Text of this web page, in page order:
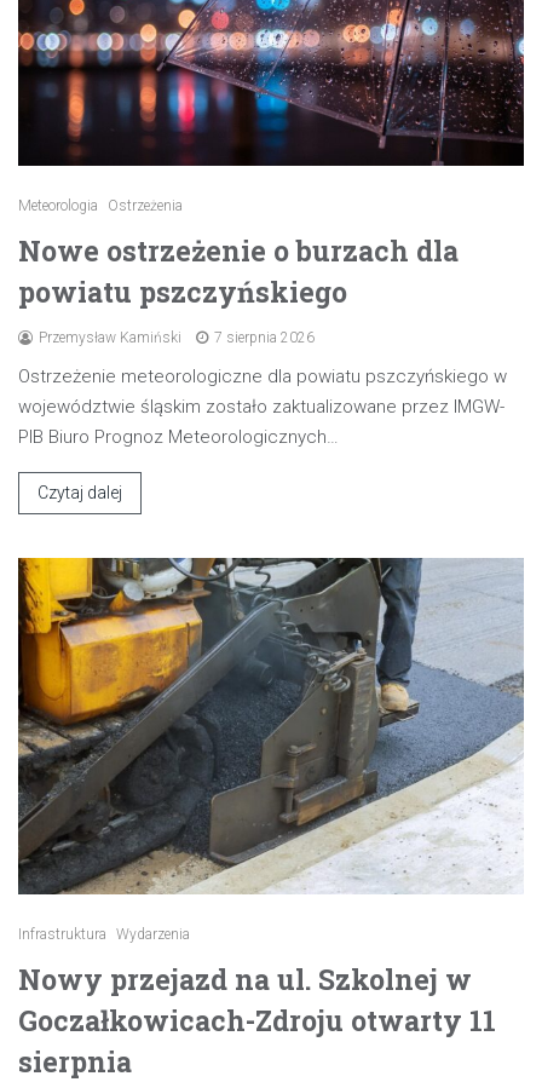
Meteorologia Ostrzeżenia
Nowe ostrzeżenie o burzach dla
powiatu pszczyńskiego
Przemysław Kamiński 7 sierpnia 2026
Ostrzeżenie meteorologiczne dla powiatu pszczyńskiego w
województwie śląskim zostało zaktualizowane przez IMGW-
PIB Biuro Prognoz Meteorologicznych…
Czytaj dalej
Infrastruktura Wydarzenia
Nowy przejazd na ul. Szkolnej w
Goczałkowicach-Zdroju otwarty 11
sierpnia